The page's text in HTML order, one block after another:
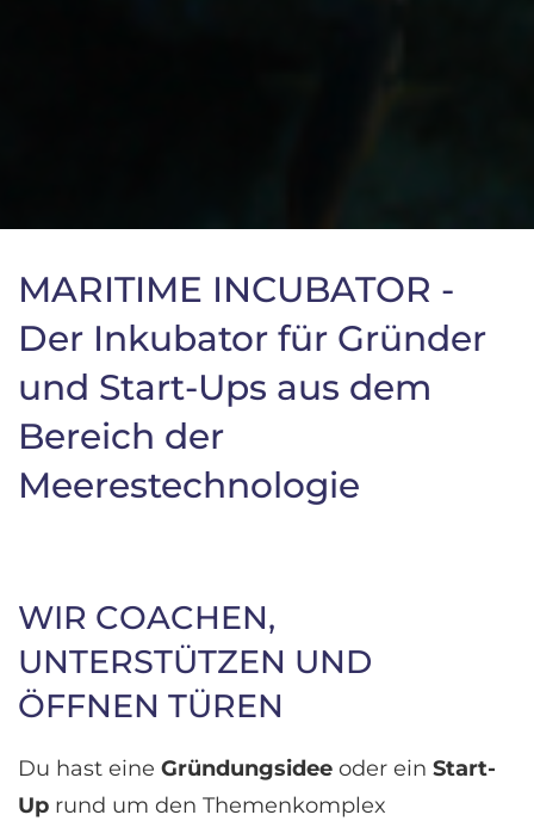
MARITIME INCUBATOR -
Der Inkubator für Gründer
und Start-Ups aus dem
Bereich der
Meerestechnologie
WIR COACHEN,
UNTERSTÜTZEN UND
ÖFFNEN TÜREN
Du hast eine Gründungsidee oder ein Start-
Up rund um den Themenkomplex